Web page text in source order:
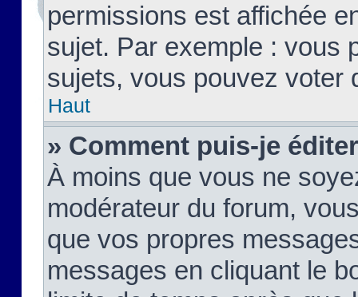
permissions est affichée
sujet. Par exemple : vous
sujets, vous pouvez voter
Haut
» Comment puis-je
À moins que vous ne
modérateur du forum,
que vos propres
messages en cliquant le